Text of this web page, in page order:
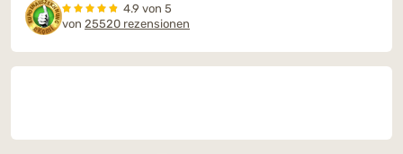
4.9 von 5
von 25520 rezensionen